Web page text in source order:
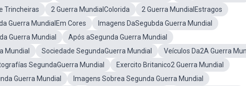
Trincheiras 2 Guerra MundialColorida
2 Guerra MundialEstragos
Guerra MundialEm Cores
Imagens DaSegubda Guerra Mundial
Guerra Mundial
Após aSegunda Guerra Mundial
Mundial Sociedade SegundaGuerra Mundial
Veículos Da2A Guerra
SegundaGuerra Mundial
Exercito Britanico2 Guerra Mundial
Guerra Mundial
Imagens Sobrea Segunda Guerra Mundial